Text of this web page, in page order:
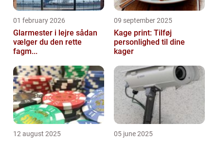
01 february 2026
Glarmester i lejre sådan
vælger du den rette
fagm...
09 september 2025
Kage print: Tilføj
personlighed til dine
kager
12 august 2025 05 june 2025